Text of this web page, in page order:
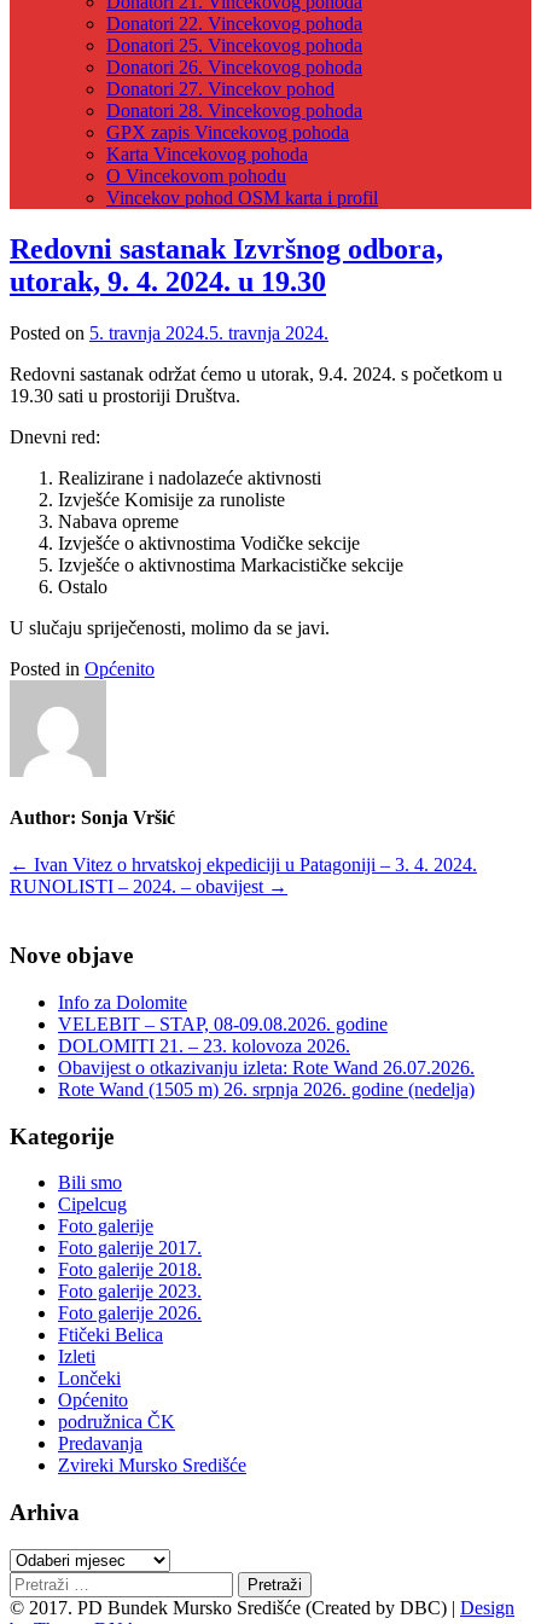
Donatori 22. Vincekovog pohoda
Donatori 25. Vincekovog pohoda
Donatori 26. Vincekovog pohoda
Donatori 27. Vincekov pohod
Donatori 28. Vincekovog pohoda
GPX zapis Vincekovog pohoda
Karta Vincekovog pohoda
O Vincekovom pohodu
Vincekov pohod OSM karta i profil
Redovni sastanak Izvršnog odbora,
utorak, 9. 4. 2024. u 19.30
Posted on 5. travnja 2024.5. travnja 2024.
Redovni sastanak održat ćemo u utorak, 9.4. 2024. s početkom u
19.30 sati u prostoriji Društva.
Dnevni red:
Realizirane i nadolazeće aktivnosti
Izvješće Komisije za runoliste
Nabava opreme
Izvješće o aktivnostima Vodičke sekcije
Izvješće o aktivnostima Markacističke sekcije
Ostalo
U slučaju spriječenosti, molimo da se javi.
Posted in Općenito
Author: Sonja Vršić
Post
navigation
← Ivan Vitez o hrvatskoj ekpediciji u Patagoniji – 3. 4. 2024.
RUNOLISTI – 2024. – obavijest →
Nove objave
Info za Dolomite
VELEBIT – STAP, 08-09.08.2026. godine
DOLOMITI 21. – 23. kolovoza 2026.
Obavijest o otkazivanju izleta: Rote Wand 26.07.2026.
Rote Wand (1505 m) 26. srpnja 2026. godine (nedelja)
Kategorije
Bili smo
Cipelcug
Foto galerije
Foto galerije 2017.
Foto galerije 2018.
Foto galerije 2023.
Foto galerije 2026.
Ftičeki Belica
Izleti
Lončeki
Općenito
podružnica ČK
Predavanja
Zvireki Mursko Središće
Arhiva
Arhiva
Pretraži:
© 2017. PD Bundek Mursko Središće (Created by DBC) | Design